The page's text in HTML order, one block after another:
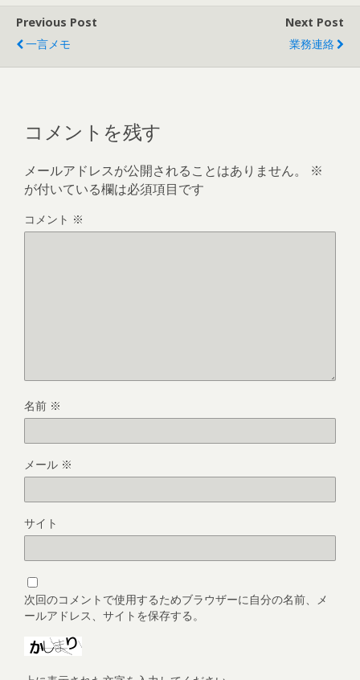
Previous Post
一言メモ
Next Post
業務連絡
コメントを残す
メールアドレスが公開されることはありません。
※
が付いている欄は必須項目です
コメント ※
名前 ※
メール ※
サイト
次回のコメントで使用するためブラウザーに自分の名前、メ
ールアドレス、サイトを保存する。